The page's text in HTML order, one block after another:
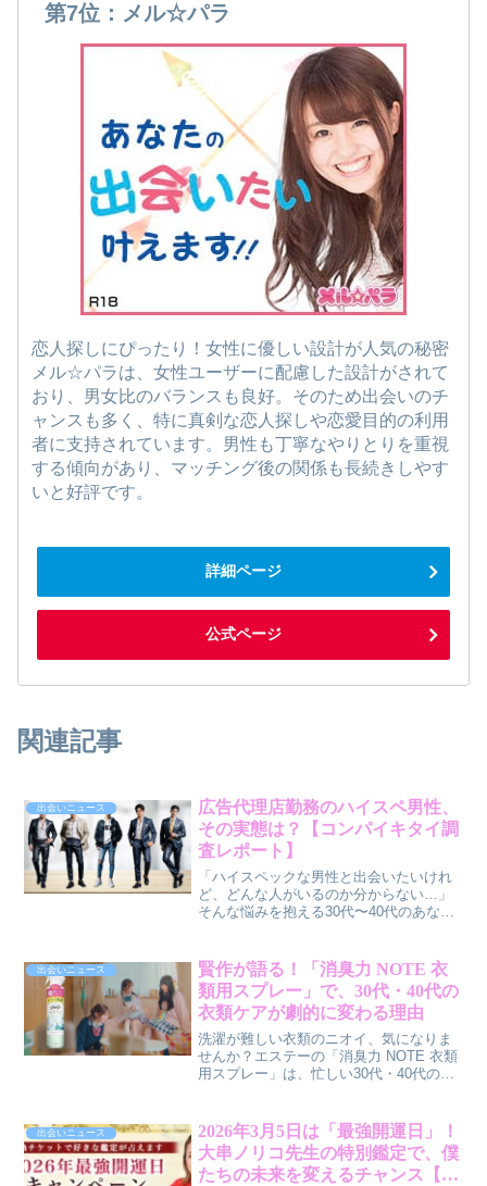
第7位：メル☆パラ
恋人探しにぴったり！女性に優しい設計が人気の秘密
メル☆パラは、女性ユーザーに配慮した設計がされて
おり、男女比のバランスも良好。そのため出会いのチ
ャンスも多く、特に真剣な恋人探しや恋愛目的の利用
者に支持されています。男性も丁寧なやりとりを重視
する傾向があり、マッチング後の関係も長続きしやす
いと好評です。
詳細ページ
公式ページ
関連記事
出会いニュース
広告代理店勤務のハイスペ男性、
その実態は？【コンパイキタイ調
査レポート】
「ハイスペックな男性と出会いたいけれ
ど、どんな人がいるのか分からない…」
そんな悩みを抱える30代〜40代のあなた
る男性社員のリアルな特徴をまとめた
「ハイスペ男性レポート 2026年版 広告
代理店編」を公開しました。この記事で
は、各社の男性社員の個性や働き方、恋
愛傾向まで、賢作が本音で解説します。
出会いニュース
賢作が語る！「消臭力 NOTE 衣
類用スプレー」で、30代・40代の
衣類ケアが劇的に変わる理由
洗濯が難しい衣類のニオイ、気になりま
せんか？エステーの「消臭力 NOTE 衣類
用スプレー」は、忙しい30代・40代の毎
人気番組とのタイアップCMについて、賢
作が男性目線で解説します。
出会いニュース
2026年3月5日は「最強開運日」！
大串ノリコ先生の特別鑑定で、僕
たちの未来を変えるチャンス【賢